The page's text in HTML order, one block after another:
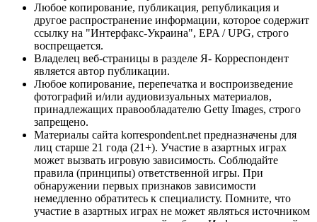
Любое копирование, публикация, републикация и
другое распространение информации, которое содержит
ссылку на "Интерфакс-Украина", EPA / UPG, строго
воспрещается.
Владелец веб-страницы в разделе Я- Корреспондент
является автор публикации.
Любое копирование, перепечатка и воспроизведение
фотографий и/или аудиовизуальных материалов,
принадлежащих правообладателю Getty Images, строго
запрещено.
Материалы сайта korrespondent.net предназначены для
лиц старше 21 года (21+). Участие в азартных играх
может вызвать игровую зависимость. Соблюдайте
правила (принципы) ответственной игры. При
обнаружении первых признаков зависимости
немедленно обратитесь к специалисту. Помните, что
участие в азартных играх не может являться источником